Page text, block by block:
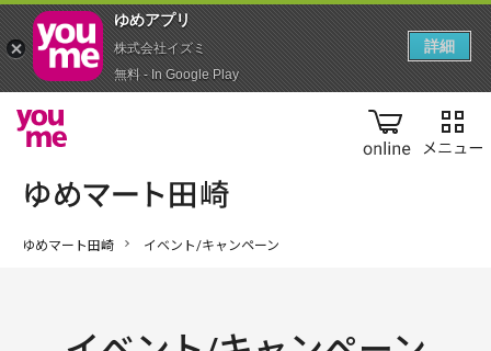
online
ゆめマート田崎 イベント/キャンペーン
ゆめアプ‪リ‬
株式会社イズミ
無料 - In Google Play
詳細